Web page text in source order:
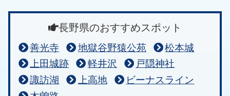
長野県のおすすめスポット
善光寺 地獄谷野猿公苑
松本城
上田城跡
軽井沢
戸隠神社
諏訪湖
上高地
ビーナスライン